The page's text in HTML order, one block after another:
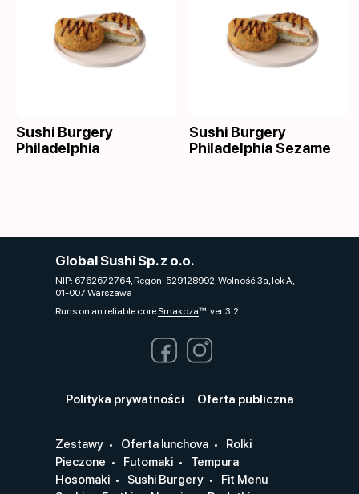
Sushi Burgery
Philadelphia
Sushi Burgery
Philadelphia Sezame
Global Sushi Sp. z o.o.
NIP: 6762672764, Regon: 529128992, Wolność 3a, lok A,
01-007 Warszawa
Runs on an reliable core Smakozaver. 3.2
Polityka prywatności Oferta publiczna
Zestawy Oferta lunchova
Rolki
Pieczone
Futomaki
Tempura
Hosomaki
Sushi Burgery
Fit Menu